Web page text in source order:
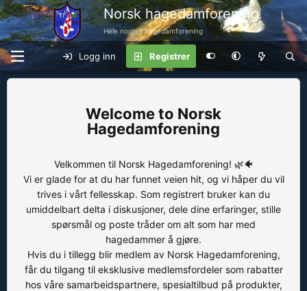
Norsk hagedamforening
Hele norges hagedamforening
Logg inn Registrer
Norsk
Hagedamforening
Velkommen til Norsk Hagedamforening! 🌿🐠
Vi er glade for at du har funnet veien hit, og vi håper du vil
trives i vårt fellesskap. Som registrert bruker kan du
umiddelbart delta i diskusjoner, dele dine erfaringer, stille
spørsmål og poste tråder om alt som har med
hagedammer å gjøre.
Hvis du i tillegg blir medlem av Norsk Hagedamforening,
får du tilgang til eksklusive medlemsfordeler som rabatter
hos våre samarbeidspartnere, spesialtilbud på produkter,